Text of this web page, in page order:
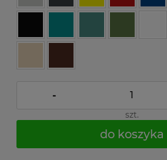
-
szt.
do koszyka